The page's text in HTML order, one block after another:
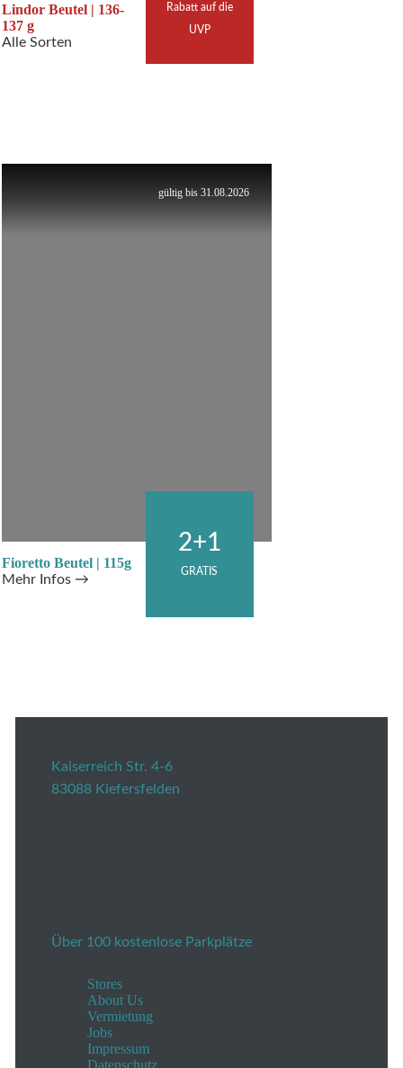
Lindor Beutel | 136-
137 g
Alle Sorten
Rabatt auf die
UVP
gültig bis 31.08.2026
Fioretto Beutel | 115g
Mehr Infos →
2+1
GRATIS
Kaiserreich Str. 4-6
83088 Kiefersfelden
Über 100 kostenlose Parkplätze
Stores
About Us
Vermietung
Jobs
Impressum